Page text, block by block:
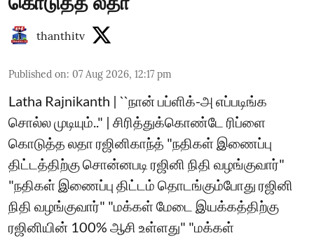
thanthitv
Published on: 07 Aug 2026, 12:17 pm
Latha Rajnikanth | ``நான் பப்ளிக்-அ எப்படிங்க
சொல்ல முடியும்.." | சிரித்துக்கொண்டே ரிப்ளை
கொடுத்த லதா ரஜினிகாந்த் "நதிகள் இணைப்பு
திட்டத்திற்கு சொன்னபடி ரஜினி நிதி வழங்குவார்"
"நதிகள் இணைப்பு திட்டம் தொடங்கும்போது ரஜினி
நிதி வழங்குவார்" "மக்கள் மேடை இயக்கத்திற்கு
ரஜினியின் 100% ஆசி உள்ளது" "மக்கள்